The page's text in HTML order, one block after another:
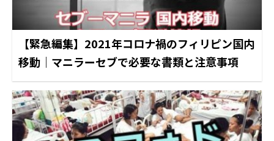
【緊急編集】2021年コロナ禍のフィリピン国内
移動｜マニラーセブで必要な書類と注意事項